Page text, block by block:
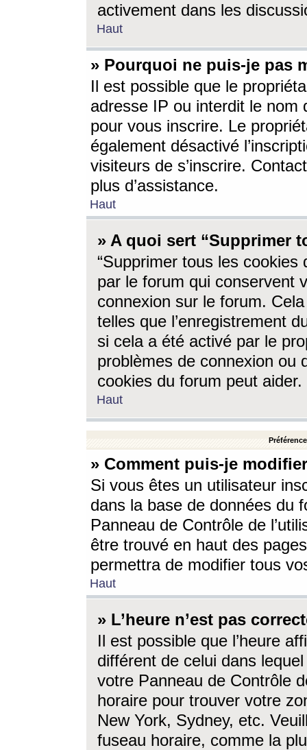
activement dans les
Haut
» Pourquoi ne puis-je pas
Il est possible que le
adresse IP ou interdit le nom
pour vous inscrire. Le
également désactivé
visiteurs de s’inscrire.
plus d’assistance.
Haut
» A quoi sert “Supprimer
“Supprimer tous les cookies
par le forum qui conservent
connexion sur le forum.
telles que l’enregistrement
si cela a été activé par le
problèmes de connexion ou
cookies du forum peut aider.
Haut
» Comment puis-je
Si vous êtes un utilisateur
dans la base de données du
Panneau de Contrôle de
être trouvé en haut des
permettra de modifier tous
Haut
» L’heure n’est pas
Il est possible que l’heure
différent de celui dans
votre Panneau de Contrôle
horaire pour trouver votre
New York, Sydney, etc.
fuseau horaire, comme la